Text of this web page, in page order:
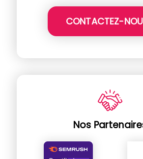
CONTACTEZ-
Nos